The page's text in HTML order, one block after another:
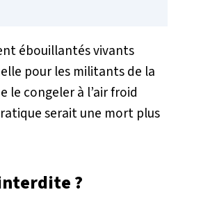
ébouillantés vivants
pour les militants de la
le congeler à l’air froid
serait une mort plus
?